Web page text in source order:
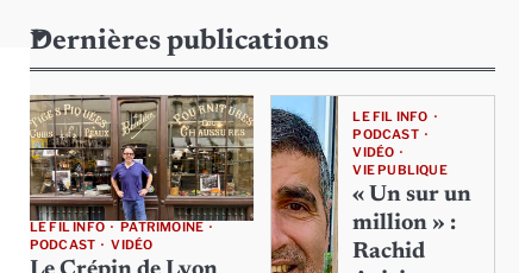
Dernières publications
LE FIL INFO
PATRIMOINE
PODCAST
VIDÉO
LE FIL INFO
PODCAST
VIDÉO
VIE PUBLIQUE
« Un sur un
million » :
Rachid